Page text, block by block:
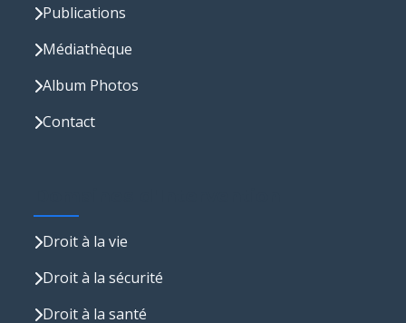
Publications
Médiathèque
Album Photos
Contact
Droit à la vie
Droit à la sécurité
Droit à la santé